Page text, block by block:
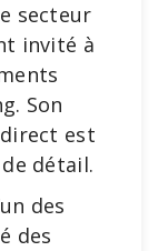
secteur
invité à
Son
est
détail.
des
des